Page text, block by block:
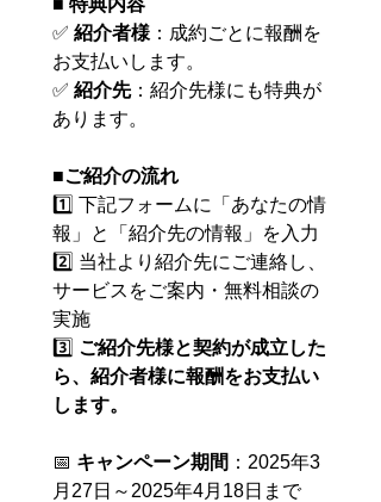
■ 特典内容
✅ 紹介者様 ：成約ごとに報酬を
お支払いします。
✅ 紹介先：紹介先様にも特典が
あります。
■ご紹介の流れ
1️⃣ 下記フォームに「あなたの情
報」と「紹介先の情報」を入力
2️⃣ 当社より紹介先にご連絡し、
サービスをご案内・無料相談の
実施
3️⃣ ご紹介先様と契約が成立した
ら、紹介者様に報酬をお支払い
します。
📅 キャンペーン期間 ：2025年3
月27日～2025年4月18日まで